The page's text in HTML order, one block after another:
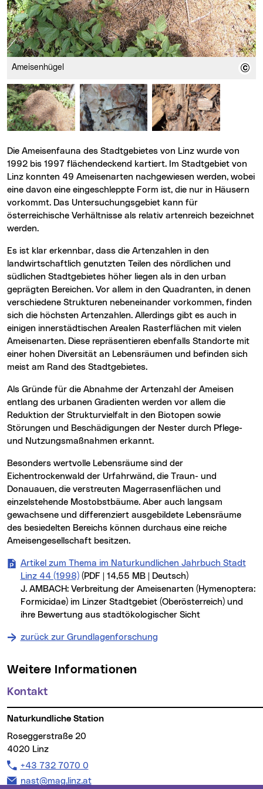
Ameisenhügel
Die Ameisenfauna des Stadtgebietes von Linz wurde von
1992 bis 1997 flächendeckend kartiert. Im Stadtgebiet von
Linz konnten 49 Ameisenarten nachgewiesen werden, wobei
eine davon eine eingeschleppte Form ist, die nur in Häusern
vorkommt. Das Untersuchungsgebiet kann für
österreichische Verhältnisse als relativ artenreich bezeichnet
werden.
Es ist klar erkennbar, dass die Artenzahlen in den
landwirtschaftlich genutzten Teilen des nördlichen und
südlichen Stadtgebietes höher liegen als in den urban
geprägten Bereichen. Vor allem in den Quadranten, in denen
verschiedene Strukturen nebeneinander vorkommen, finden
sich die höchsten Artenzahlen. Allerdings gibt es auch in
einigen innerstädtischen Arealen Rasterflächen mit vielen
Ameisenarten. Diese repräsentieren ebenfalls Standorte mit
einer hohen Diversität an Lebensräumen und befinden sich
meist am Rand des Stadtgebietes.
Als Gründe für die Abnahme der Artenzahl der Ameisen
entlang des urbanen Gradienten werden vor allem die
Reduktion der Strukturvielfalt in den Biotopen sowie
Störungen und Beschädigungen der Nester durch Pflege-
und Nutzungsmaßnahmen erkannt.
Besonders wertvolle Lebensräume sind der
Eichentrockenwald der Urfahrwänd, die Traun- und
Donauauen, die verstreuten Magerrasenflächen und
einzelstehende Mostobstbäume. Aber auch langsam
gewachsene und differenziert ausgebildete Lebensräume
des besiedelten Bereichs können durchaus eine reiche
Ameisengesellschaft besitzen.
Artikel zum Thema im Naturkundlichen Jahrbuch Stadt
Linz 44 (1998) (PDF | 14,55 MB | Deutsch)
J. AMBACH: Verbreitung der Ameisenarten (Hymenoptera:
Formicidae) im Linzer Stadtgebiet (Oberösterreich) und
ihre Bewertung aus stadtökologischer Sicht
zurück zur Grundlagenforschung
Weitere Informationen
Kontakt
Naturkundliche Station
Roseggerstraße 20
4020 Linz
Telefon:
+43 732 7070 0
E-Mail Adresse:
nast@mag.linz.at